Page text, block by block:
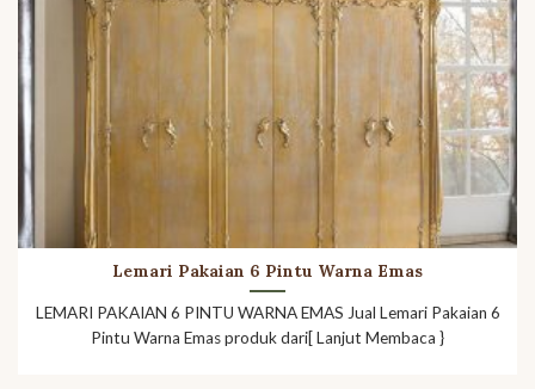
Lemari Pakaian 6 Pintu Warna Emas
LEMARI PAKAIAN 6 PINTU WARNA EMAS Jual Lemari Pakaian 6
Pintu Warna Emas produk dari[ Lanjut Membaca }